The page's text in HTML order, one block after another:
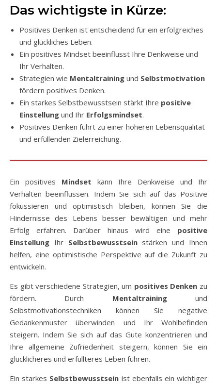
Das wichtigste in Kürze:
Positives Denken ist entscheidend für ein erfolgreiches
und glückliches Leben.
Ein positives Mindset beeinflusst Ihre Denkweise und
Ihr Verhalten.
Strategien wie Mentaltraining und Selbstmotivation
fördern positives Denken.
Ein starkes Selbstbewusstsein stärkt Ihre positive
Einstellung und Ihr Erfolgsmindset.
Positives Denken führt zu einer höheren Lebensqualität
und erfüllenden Zielerreichung.
Ein positives Mindset kann Ihre Denkweise und Ihr
Verhalten beeinflussen. Indem Sie sich auf das Positive
fokussieren und optimistisch bleiben, können Sie die
Hindernisse des Lebens besser bewältigen und mehr
Erfolg erfahren. Darüber hinaus wird eine positive
Einstellung Ihr Selbstbewusstseinstärken und Ihnen
helfen, eine optimistische Perspektive auf die Zukunft zu
entwickeln.
Es gibt verschiedene Strategien, um positives Denken zu
fördern. Durch Mentaltrainingund
Selbstmotivationstechniken können Sie negative
Gedankenmuster überwinden und Ihr Wohlbefinden
steigern. Indem Sie sich auf das Gute konzentrieren und
Ihre allgemeine Zufriedenheit steigern, können Sie ein
glücklicheres und erfüllteres Leben führen.
Ein starkes Selbstbewusstsein ist ebenfalls ein wichtiger